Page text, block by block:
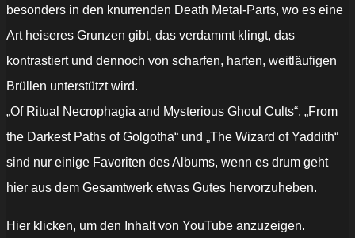
besonders in den knurrenden Death Metal-Parts, wo es eine
Art heiseres Grunzen gibt, das verdammt klingt, das
kontrastiert und dennoch von scharfen, harten, weitläufigen
Brüllen unterstützt wird.
„Of Ritual Necrophagia and Mysterious Ghoul Cults“, „From
the Darkest Paths of Golgotha“ und „The Wizard of Yaddith“
sind nur einige Favoriten des Albums, wenn es drum geht
hier aus dem Gesamtwerk etwas Gutes hervorzuheben.
„Caedes
Cruenta
Hier klicken, um den Inhalt von YouTube anzuzeigen.